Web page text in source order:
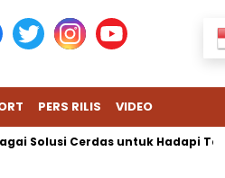
PERS RILIS VIDEO
Cerdas untuk Hadapi